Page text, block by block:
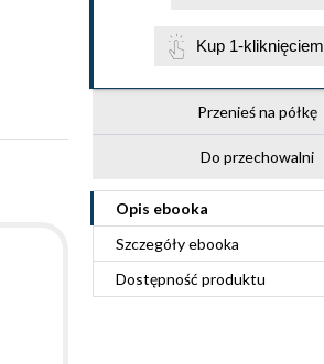
Kup 1-kliknięciem
Przenieś na półkę
Do przechowalni
Opis ebooka
Szczegółyebooka
Dostępność produktu